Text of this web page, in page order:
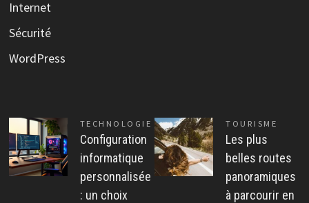
Internet
Sécurité
WordPress
TECHNOLOGIE
Configuration
informatique
personnalisée
: un choix
TOURISME
Les plus
belles routes
panoramiques
à parcourir en